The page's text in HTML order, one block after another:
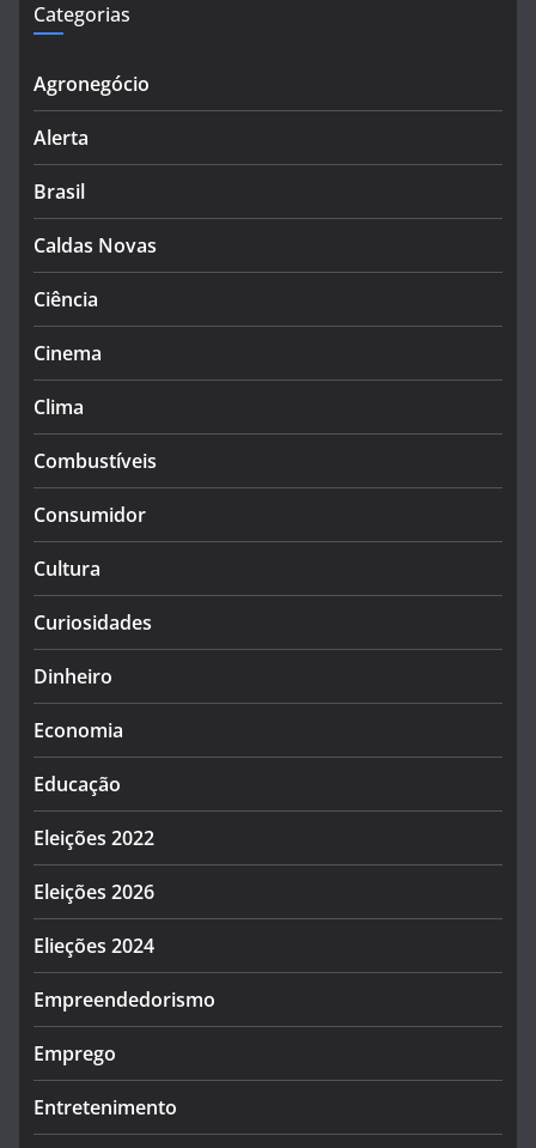
Categorias
Agronegócio
Alerta
Brasil
Caldas Novas
Ciência
Cinema
Clima
Combustíveis
Consumidor
Cultura
Curiosidades
Dinheiro
Economia
Educação
Eleições 2022
Eleições 2026
Elieções 2024
Empreendedorismo
Emprego
Entretenimento